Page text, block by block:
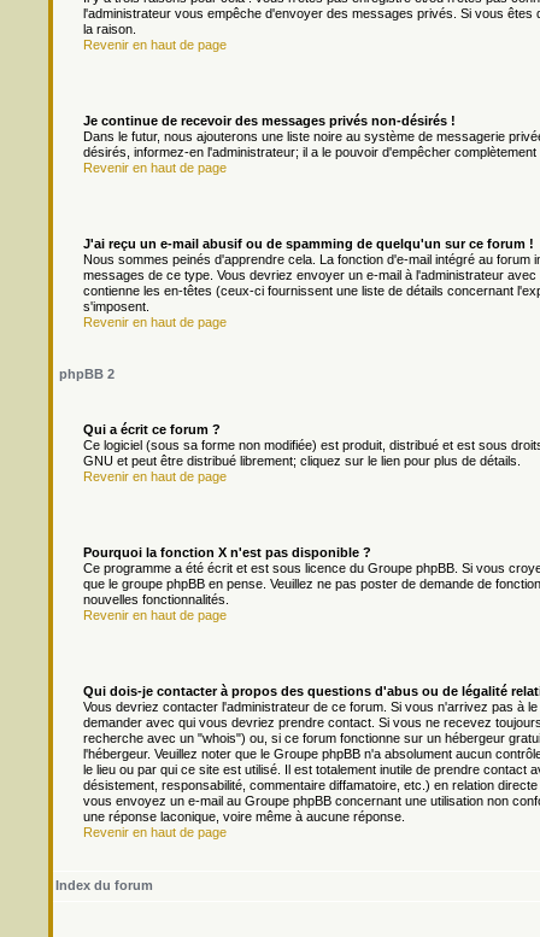
l'administrateur vous empêche d'envoyer des messages privés. Si vous
la raison.
Revenir en haut de page
Je continue de recevoir des messages privés non-désirés !
Dans le futur, nous ajouterons une liste noire au système de messagerie
désirés, informez-en l'administrateur; il a le pouvoir d'empêcher
Revenir en haut de page
J'ai reçu un e-mail abusif ou de spamming de quelqu'un sur ce forum !
Nous sommes peinés d'apprendre cela. La fonction d'e-mail intégré au
messages de ce type. Vous devriez envoyer un e-mail à l'administrateur
contienne les en-têtes (ceux-ci fournissent une liste de détails concernant
s'imposent.
Revenir en haut de page
phpBB 2
Qui a écrit ce forum ?
Ce logiciel (sous sa forme non modifiée) est produit, distribué et est sous
GNU et peut être distribué librement; cliquez sur le lien pour plus de détails.
Revenir en haut de page
Pourquoi la fonction X n'est pas disponible ?
Ce programme a été écrit et est sous licence du Groupe phpBB. Si vous
que le groupe phpBB en pense. Veuillez ne pas poster de demande de
nouvelles fonctionnalités.
Revenir en haut de page
Qui dois-je contacter à propos des questions d'abus ou de légalité
Vous devriez contacter l'administrateur de ce forum. Si vous n'arrivez pas à
demander avec qui vous devriez prendre contact. Si vous ne recevez
recherche avec un "whois") ou, si ce forum fonctionne sur un hébergeur
l'hébergeur. Veuillez noter que le Groupe phpBB n'a absolument aucun
le lieu ou par qui ce site est utilisé. Il est totalement inutile de prendre
désistement, responsabilité, commentaire diffamatoire, etc.) en relation
vous envoyez un e-mail au Groupe phpBB concernant une utilisation non
une réponse laconique, voire même à aucune réponse.
Revenir en haut de page
Index du forum